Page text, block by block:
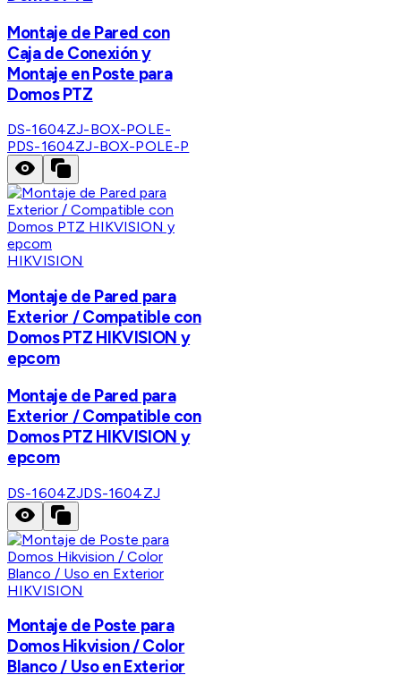
Montaje de Pared con
Caja de Conexión y
Montaje en Poste para
Domos PTZ
DS-1604ZJ-BOX-POLE-
PDS-1604ZJ-BOX-POLE-P
HIKVISION
Montaje de Pared para
Exterior / Compatible con
Domos PTZ HIKVISION y
epcom
Montaje de Pared para
Exterior / Compatible con
Domos PTZ HIKVISION y
epcom
DS-1604ZJDS-1604ZJ
HIKVISION
Montaje de Poste para
Domos Hikvision / Color
Blanco / Uso en Exterior